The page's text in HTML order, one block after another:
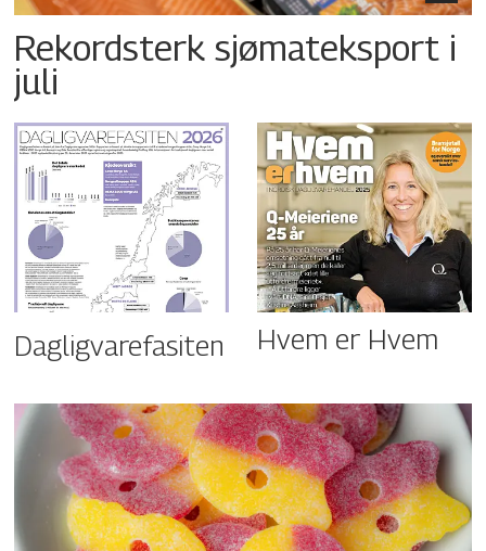
Rekordsterk sjømateksport i
juli
Dagligvarefasiten Hvem er Hvem